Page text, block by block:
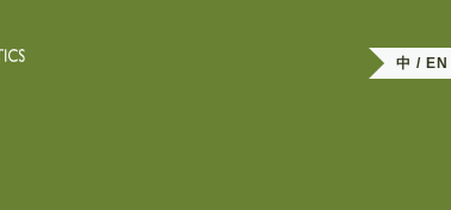
中 / EN